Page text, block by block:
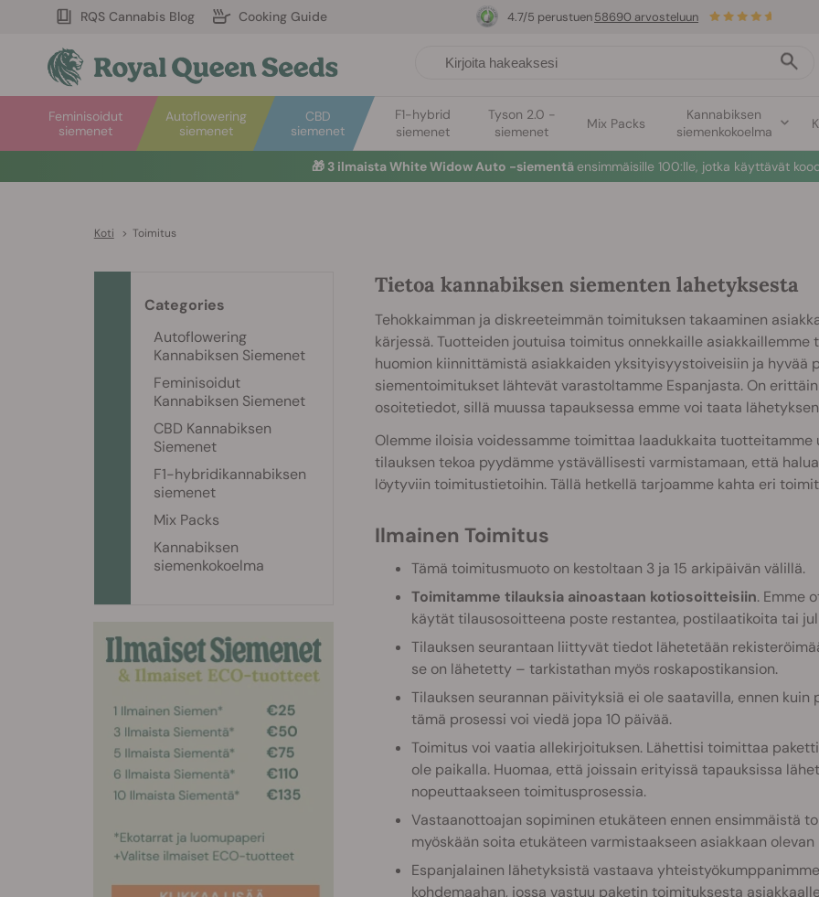
RQS Cannabis Blog Cooking Guide
Autoflowering
siemenet
Feminisoidut
siemenet
CBD
siemenet
F1-hybrid
siemenet
Tyson 2.0 -
siemenet
Mix Packs
Kannabiksen
siemenkokoelma
4.7/5 perustuen58690 arvosteluun
🎁 3 ilmaista White Widow Auto -siementä ensimmäisille 100:lle, jotka käyttävät
Koti > Toimitus
Tietoa kannabiksen siementen lahetyksesta
Tehokkaimman ja diskreeteimmän toimituksen takaaminen
kärjessä. Tuotteiden joutuisa toimitus onnekkaille
huomion kiinnittämistä asiakkaiden yksityisyystoiveisiin ja hyvää
siementoimitukset lähtevät varastoltamme Espanjasta. On
osoitetiedot, sillä muussa tapauksessa emme voi taata
Olemme iloisia voidessamme toimittaa laadukkaita tuotteitamme
tilauksen tekoa pyydämme ystävällisesti varmistamaan, että
löytyviin toimitustietoihin. Tällä hetkellä tarjoamme kahta eri
Ilmainen Toimitus
Tämä toimitusmuoto on kestoltaan 3 ja 15 arkipäivän välillä.
Toimitamme tilauksia ainoastaan kotiosoitteisiin. Emme
käytät tilausosoitteena poste restantea, postilaatikoita tai
Tilauksen seurantaan liittyvät tiedot lähetetään
se on lähetetty – tarkistathan myös roskapostikansion.
Tilauksen seurannan päivityksiä ei ole saatavilla, ennen
tämä prosessi voi viedä jopa 10 päivää.
Toimitus voi vaatia allekirjoituksen. Lähettisi toimittaa
ole paikalla. Huomaa, että joissain erityissä tapauksissa
nopeuttaakseen toimitusprosessia.
Vastaanottoajan sopiminen etukäteen ennen ensimmäistä
myöskään soita etukäteen varmistaakseen asiakkaan olevan
Espanjalainen lähetyksistä vastaava
kohdemaahan, jossa vastuu paketin toimituksesta
Categories
Autoflowering
Kannabiksen Siemenet
Feminisoidut
Kannabiksen Siemenet
CBD Kannabiksen
Siemenet
F1-hybridikannabiksen
siemenet
Mix Packs
Kannabiksen
siemenkokoelma